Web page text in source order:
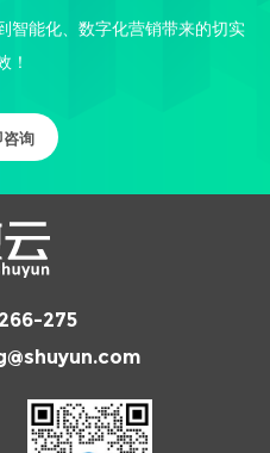
智能化、数字化营销带来的切实
！
询
275